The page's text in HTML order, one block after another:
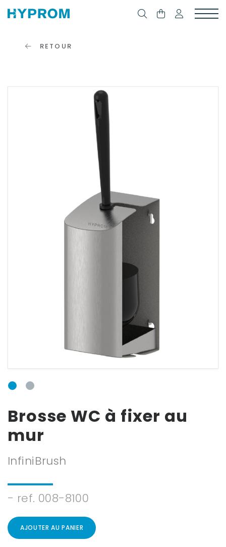
RETOUR
Brosse WC à fixer au
mur
InfiniBrush
- ref. 008-8100
AJOUTER AU PANIER
CONNECTER
Mot de passe